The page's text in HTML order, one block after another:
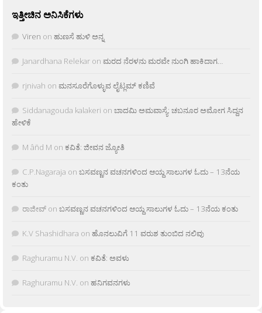
ಇತ್ತೀಚಿನ ಅನಿಸಿಕೆಗಳು
Viren on ಹುಣಸೆ ಹುಳಿ ಅನ್ನ
Janardhana Relekar on ಮರದ ನೆರಳನು ಮರವೇ ನುಂಗಿ ಹಾಕಿದಾಗ…
rjnivah on ಮನಸೂರೆಗೊಳ್ಳುವ ಲೈಟ್ಲಮ್ ಕಣಿವೆ
Siddanagouda kalakeri on ಬಾದಮಿ ಅಮವಾಸ್ಯೆ: ಚಬನೂರ ಅಮೋಗ ಸಿದ್ದನ
ಹೇಳಿಕೆ
M âñd M on ಕವಿತೆ: ಜೀವನ ಜ್ಯೋತಿ
C.P.Nagaraja on ಬಸವಣ್ಣನ ವಚನಗಳಿಂದ ಆಯ್ದ ಸಾಲುಗಳ ಓದು – 13ನೆಯ
ಕಂತು
ರಾಜೀವ್ on ಬಸವಣ್ಣನ ವಚನಗಳಿಂದ ಆಯ್ದ ಸಾಲುಗಳ ಓದು – 13ನೆಯ ಕಂತು
K.V Shashidhara on ಹೊನಲುವಿಗೆ 11 ವರುಶ ತುಂಬಿದ ನಲಿವು
Raghuramu N.V. on ಕವಿತೆ: ಅವಳು
Raghuramu N.V. on ಹನಿಗವನಗಳು